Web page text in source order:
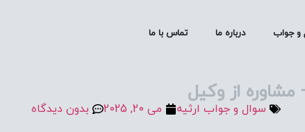
و جواب درباره ما تماس با ما
از وکیل
سوال و جواب ارثیه می 20, 2025 بدون دیدگاه